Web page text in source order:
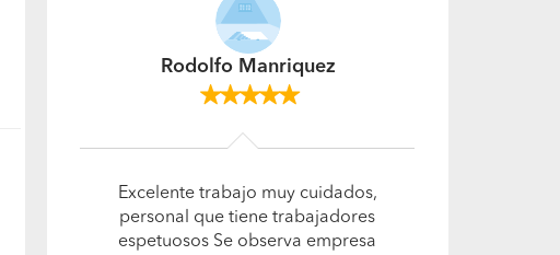
Ariel Acosta
Excelente servicio. Muy
profesional, detallista y, sobre
todo, responsable; buena gestión